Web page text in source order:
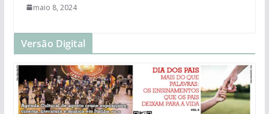
maio 8, 2024
Versão Digital